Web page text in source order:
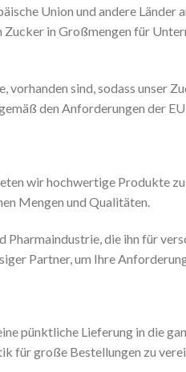
Union und andere Länder
in Großmengen für
sind, sodass unser
den Anforderungen der
wir hochwertige Produkte
Mengen und Qualitäten.
die ihn für
Partner, um Ihre
pünktliche Lieferung in die
für große Bestellungen zu